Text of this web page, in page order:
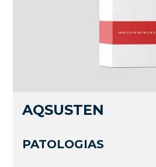
AQSUSTEN
PATOLOGIAS